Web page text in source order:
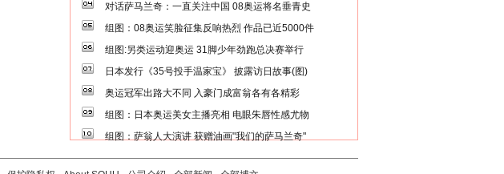
对话萨马兰奇：一直关注中国 08奥运将名垂青史
组图：08奥运笑脸征集反响热烈 作品已近5000件
组图:另类运动迎奥运 31脚少年劲跑总决赛举行
日本发行《35号投手温家宝》 披露访日故事(图)
奥运冠军出路大不同 入豪门成富翁各有各精彩
组图：日本奥运美女主播亮相 电眼朱唇性感尤物
组图：萨翁人大演讲 获赠油画"我们的萨马兰奇"